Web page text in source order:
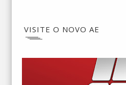
VISITE O NOVO AE